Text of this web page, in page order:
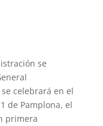
se
celebrará en el
de Pamplona, el
primera